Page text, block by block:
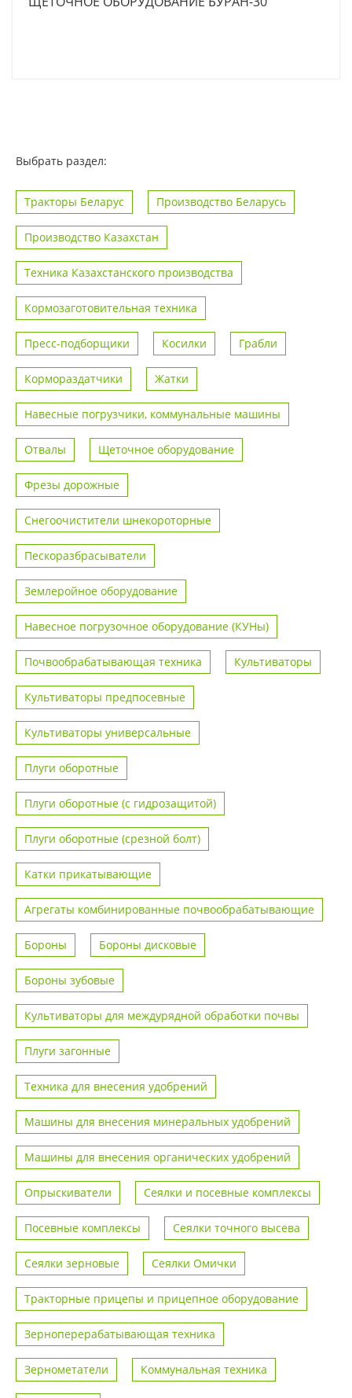
Выбрать раздел:
Тракторы Беларус Производство Беларусь
Производство Казахстан
Техника Казахстанского производства
Кормозаготовительная техника
Пресс-подборщики Косилки Грабли
Кормораздатчики Жатки
Навесные погрузчики, коммунальные машины
Отвалы Щеточное оборудование
Фрезы дорожные
Снегоочистители шнекороторные
Пескоразбрасыватели
Землеройное оборудование
Навесное погрузочное оборудование (КУНы)
Почвообрабатывающая техника Культиваторы
Культиваторы предпосевные
Культиваторы универсальные
Плуги оборотные
Плуги оборотные (с гидрозащитой)
Плуги оборотные (срезной болт)
Катки прикатывающие
Агрегаты комбинированные почвообрабатывающие
Бороны Бороны дисковые
Бороны зубовые
Культиваторы для междурядной обработки почвы
Плуги загонные
Техника для внесения удобрений
Машины для внесения минеральных удобрений
Машины для внесения органических удобрений
Опрыскиватели Сеялки и посевные комплексы
Посевные комплексы Сеялки точного высева
Сеялки зерновые Сеялки Омички
Тракторные прицепы и прицепное оборудование
Зерноперерабатывающая техника
Зернометатели Коммунальная техника